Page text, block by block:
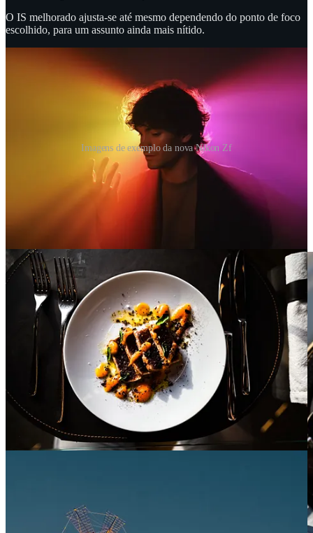
O IS melhorado ajusta-se até mesmo dependendo do ponto de foco
escolhido, para um assunto ainda mais nítido.
Imagens de exemplo da nova Nikon Zf
Graças ao processamento aprimorado, o Zf oferece opções de vídeo
superiores, como log interno H.256 de 10 bits e UHD 4K até 60p